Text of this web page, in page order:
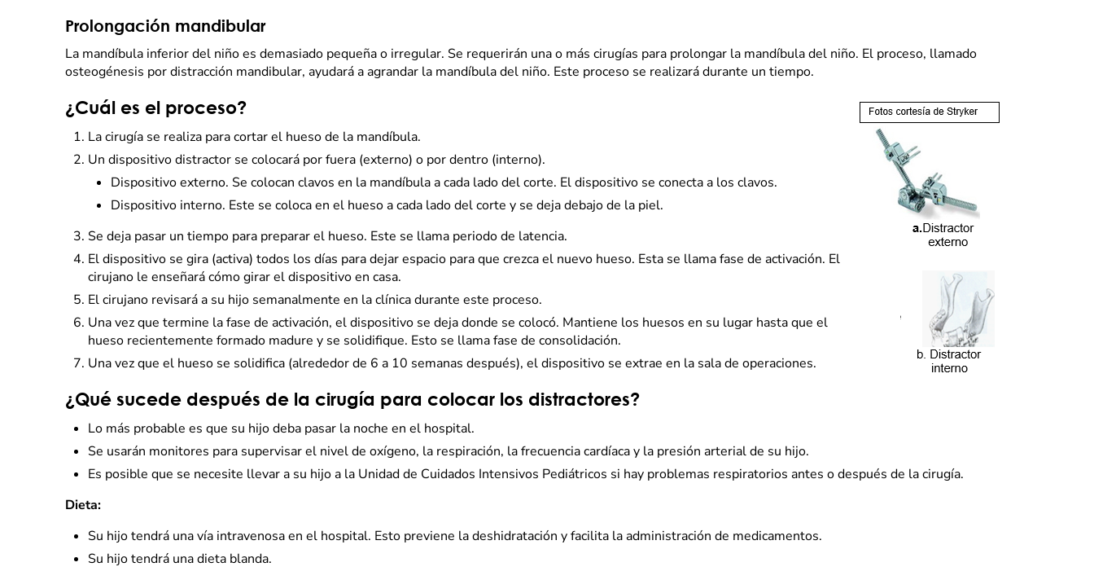
Prolongación mandibular
La mandíbula inferior del niño es demasiado pequeña o irregular. Se requerirán una o más cirugías para prolongar la mandíbula del niño. El proceso, llamado
osteogénesis por distracción mandibular, ayudará a agrandar la mandíbula del niño. Este proceso se realizará durante un tiempo.
¿Cuál es el proceso?
La cirugía se realiza para cortar el hueso de la mandíbula.
Un dispositivo distractor se colocará por fuera (externo) o por dentro (interno).
Dispositivo externo. Se colocan clavos en la mandíbula a cada lado del corte. El dispositivo se conecta a los clavos.
Dispositivo interno. Este se coloca en el hueso a cada lado del corte y se deja debajo de la piel.
Se deja pasar un tiempo para preparar el hueso. Este se llama periodo de latencia.
El dispositivo se gira (activa) todos los días para dejar espacio para que crezca el nuevo hueso. Esta se llama fase de activación. El
cirujano le enseñará cómo girar el dispositivo en casa.
El cirujano revisará a su hijo semanalmente en la clínica durante este proceso.
Una vez que termine la fase de activación, el dispositivo se deja donde se colocó. Mantiene los huesos en su lugar hasta que el
hueso recientemente formado madure y se solidifique. Esto se llama fase de consolidación.
Una vez que el hueso se solidifica (alrededor de 6 a 10 semanas después), el dispositivo se extrae en la sala de operaciones.
¿Qué sucede después de la cirugía para colocar los distractores?
Lo más probable es que su hijo deba pasar la noche en el hospital.
Se usarán monitores para supervisar el nivel de oxígeno, la respiración, la frecuencia cardíaca y la presión arterial de su hijo.
Es posible que se necesite llevar a su hijo a la Unidad de Cuidados Intensivos Pediátricos si hay problemas respiratorios antes o después de la cirugía.
Dieta:
Su hijo tendrá una vía intravenosa en el hospital. Esto previene la deshidratación y facilita la administración de medicamentos.
Su hijo tendrá una dieta blanda.